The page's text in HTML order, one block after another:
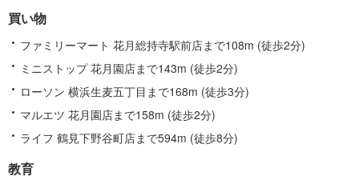
す
る
情
報
買い物
ファミリーマート 花月総持寺駅前店まで108m (徒歩2分)
ミニストップ 花月園店まで143m (徒歩2分)
ローソン 横浜生麦五丁目まで168m (徒歩3分)
マルエツ 花月園店まで158m (徒歩2分)
ライフ 鶴見下野谷町店まで594m (徒歩8分)
教育